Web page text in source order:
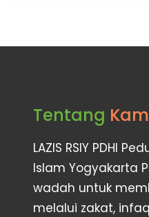
Tentang
LAZIS RSIY PDHI
Islam Yogyakarta
wadah untuk
melalui zakat,